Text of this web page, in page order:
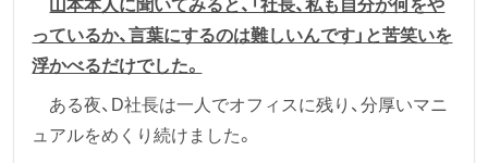
山本本人に聞いてみると、「社長、私も自分が何をや
っているか、言葉にするのは難しいんです」と苦笑いを
浮かべるだけでした。
ある夜、D社長は一人でオフィスに残り、分厚いマニ
ュアルをめくり続けました。